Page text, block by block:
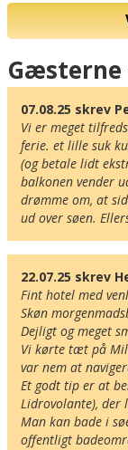
Kort
07.08.25 skrev
Vi er meget
ferie. et lille suk
(og betale lidt
balkonen vender
drømme om, at
ud over søen.
22.07.25 skrev
Fint hotel med
Skøn
Dejligt og meget
Vi kørte tæt på
var nem at
Et godt tip er at
Lidrovolante), der
Man kan bade i
offentligt